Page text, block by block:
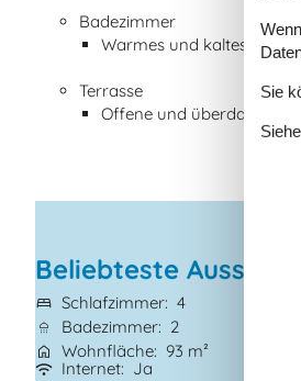
Badezimmer
Warmes und kaltes
Terrasse
Offene und überdachte
Beliebteste
Schlafzimmer 4
Badezimmer
2
Wohnfläche
93 m²
Internet
Ja
Sie